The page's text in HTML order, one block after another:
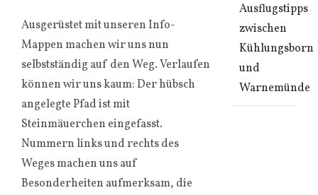
Ausgerüstet mit unseren Info-
Mappen machen wir uns nun
selbstständig auf den Weg. Verlaufen
können wir uns kaum: Der hübsch
angelegte Pfad ist mit
Steinmäuerchen eingefasst.
Nummern links und rechts des
Weges machen uns auf
Besonderheiten aufmerksam, die
Ausflugstipps
zwischen
Kühlungsborn
und
Warnemünde